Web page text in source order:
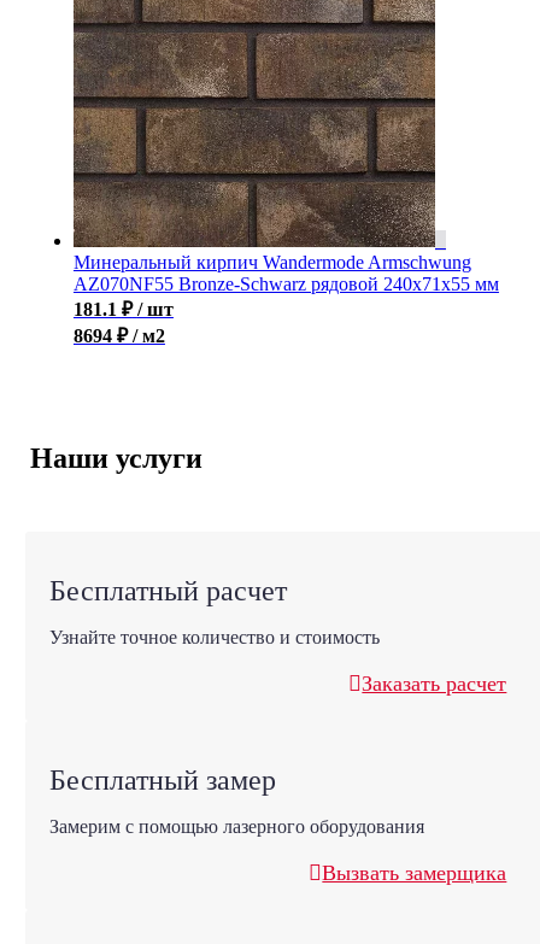
Минеральный кирпич Wandermode Armschwung
AZ070NF55 Bronze-Schwarz рядовой 240x71x55 мм
181.1 ₽ / шт
8694 ₽ / м2
Наши услуги
Бесплатный расчет
Узнайте точное количество и стоимость
Заказать расчет
Бесплатный замер
Замерим с помощью лазерного оборудования
Вызвать замерщика